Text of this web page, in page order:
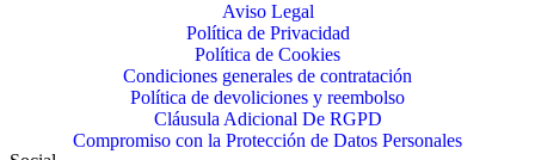
Aviso Legal
Política de Privacidad
Política de Cookies
Condiciones generales de contratación
Política de devoliciones y reembolso
Cláusula Adicional De RGPD
Compromiso con la Protección de Datos Personales